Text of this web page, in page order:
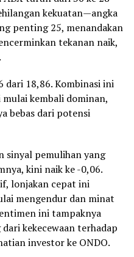
kekuatan—angka
penting 25, menandakan
tekanan naik,
dari 18,86. Kombinasi ini
kembali dominan,
bebas dari potensi
sinyal pemulihan yang
kini naik ke -0,06.
lonjakan cepat ini
mengendur dan minat
ini tampaknya
kekecewaan terhadap
investor ke ONDO.